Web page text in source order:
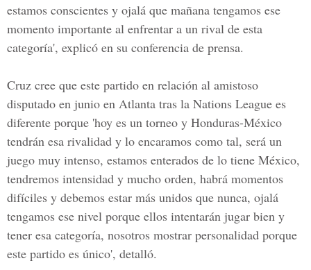
estamos conscientes y ojalá que mañana tengamos ese
momento importante al enfrentar a un rival de esta
categoría', explicó en su conferencia de prensa.
Cruz cree que este partido en relación al amistoso
disputado en junio en Atlanta tras la Nations League es
diferente porque 'hoy es un torneo y Honduras-México
tendrán esa rivalidad y lo encaramos como tal, será un
juego muy intenso, estamos enterados de lo tiene México,
tendremos intensidad y mucho orden, habrá momentos
difíciles y debemos estar más unidos que nunca, ojalá
tengamos ese nivel porque ellos intentarán jugar bien y
tener esa categoría, nosotros mostrar personalidad porque
este partido es único', detalló.